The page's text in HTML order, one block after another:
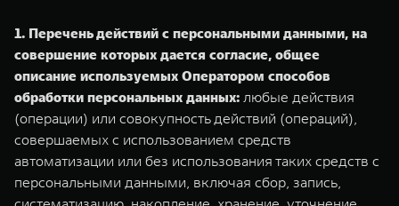
1. Перечень действий с персональными данными, на
совершение которых дается согласие, общее
описание используемых Оператором способов
обработки персональных данных: любые действия
(операции) или совокупность действий (операций),
совершаемых с использованием средств
автоматизации или без использования таких средств с
персональными данными, включая сбор, запись,